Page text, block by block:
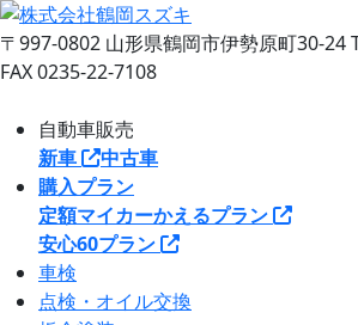
〒997-0802 山形県鶴岡市伊勢原町30-24
FAX 0235-22-7108
自動車販売
新車
中古車
購入プラン
定額マイカーかえるプラン
安心60プラン
車検
点検・オイル交換